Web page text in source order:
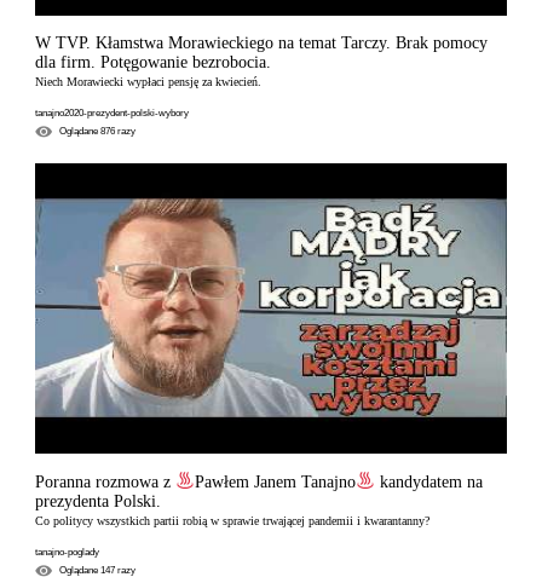
W TVP. Kłamstwa Morawieckiego na temat Tarczy. Brak pomocy
dla firm. Potęgowanie bezrobocia.
Niech Morawiecki wypłaci pensję za kwiecień.
tanajno2020-prezydent-polski-wybory
Oglądane876 razy
Poranna rozmowa z Pawłem Janem Tanajno
kandydatem na
prezydenta Polski.
Co politycy wszystkich partii robią w sprawie trwającej pandemii i kwarantanny?
tanajno-poglady
Oglądane147 razy